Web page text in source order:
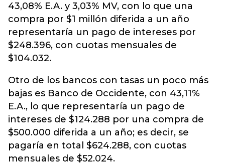
43,08% E.A. y 3,03% MV, con lo que una
compra por $1 millón diferida a un año
representaría un pago de intereses por
$248.396, con cuotas mensuales de
$104.032.
Otro de los bancos con tasas un poco más
bajas es Banco de Occidente, con 43,11%
E.A., lo que representaría un pago de
intereses de $124.288 por una compra de
$500.000 diferida a un año; es decir, se
pagaría en total $624.288, con cuotas
mensuales de $52.024.